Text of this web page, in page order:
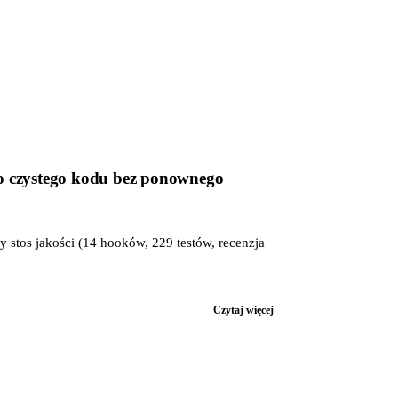
kodu bez ponownego
jakości (14 hooków, 229 testów, recenzja
Czytaj więcej